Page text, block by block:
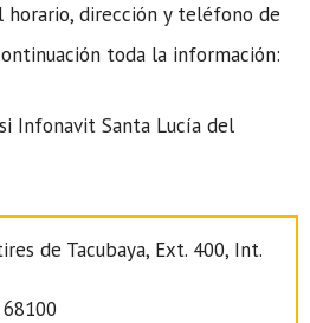
horario, dirección y teléfono de
toda la información:
Infonavit Santa Lucía del
de Tacubaya, Ext. 400, Int.
68100